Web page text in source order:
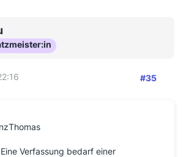
#35
Verfassung bedarf einer